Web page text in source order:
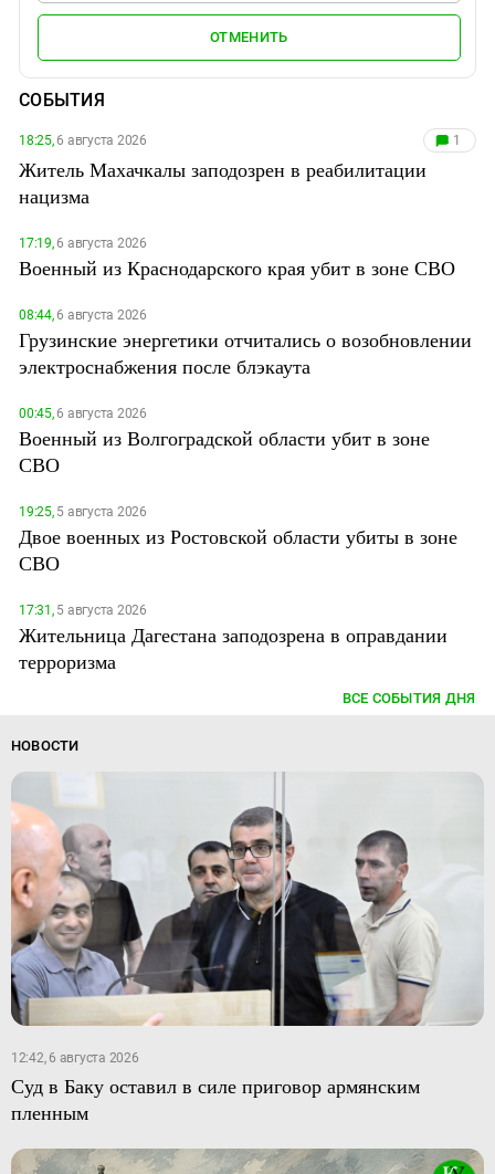
ОТМЕНИТЬ
СОБЫТИЯ
18:25,6 августа 2026 1
Житель Махачкалы заподозрен в реабилитации
нацизма
17:19,6 августа 2026
Военный из Краснодарского края убит в зоне СВО
08:44,6 августа 2026
Грузинские энергетики отчитались о возобновлении
электроснабжения после блэкаута
00:45,6 августа 2026
Военный из Волгоградской области убит в зоне
СВО
19:25,5 августа 2026
Двое военных из Ростовской области убиты в зоне
СВО
17:31,5 августа 2026
Жительница Дагестана заподозрена в оправдании
терроризма
ВСЕ СОБЫТИЯ ДНЯ
НОВОСТИ
12:42, 6 августа 2026
Суд в Баку оставил в силе приговор армянским
пленным